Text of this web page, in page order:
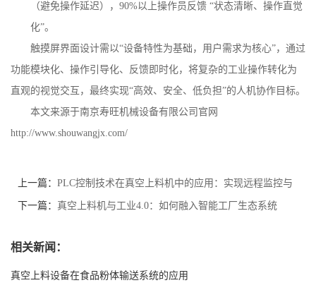
（避免操作延迟）， 90%以上操作员反馈 “状态清晰、操作直觉
化”。
触摸屏界面设计需以“设备特性为基础，用户需求为核心”，通过
功能模块化、操作引导化、反馈即时化，将复杂的工业操作转化为
直观的视觉交互，最终实现“高效、安全、低负担”的人机协作目标。
本文来源于南京寿旺机械设备有限公司官网
http://www.shouwangjx.com/
上一篇： PLC控制技术在真空上料机中的应用：实现远程监控与
故障预警
下一篇： 真空上料机与工业4.0：如何融入智能工厂生态系统
相关新闻：
真空上料设备在食品粉体输送系统的应用